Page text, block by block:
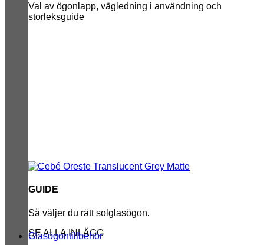
Val av ögonlapp, vägledning i användning och
storleksguide
GUIDE
Så väljer du rätt solglasögon.
SE ALLA INLÄGG
Glasögontillbehör